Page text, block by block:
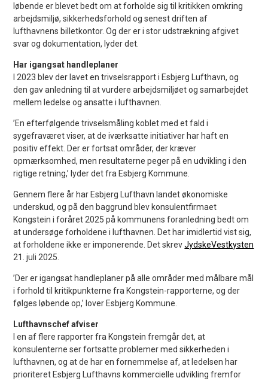
løbende er blevet bedt om at forholde sig til kritikken omkring
arbejdsmiljø, sikkerhedsforhold og senest driften af
lufthavnens billetkontor. Og der er i stor udstrækning afgivet
svar og dokumentation, lyder det.
Har igangsat handleplaner
I 2023 blev der lavet en trivselsrapport i Esbjerg Lufthavn, og
den gav anledning til at vurdere arbejdsmiljøet og samarbejdet
mellem ledelse og ansatte i lufthavnen.
’En efterfølgende trivselsmåling koblet med et fald i
sygefraværet viser, at de iværksatte initiativer har haft en
positiv effekt. Der er fortsat områder, der kræver
opmærksomhed, men resultaterne peger på en udvikling i den
rigtige retning,’ lyder det fra Esbjerg Kommune.
Gennem flere år har Esbjerg Lufthavn landet økonomiske
underskud, og på den baggrund blev konsulentfirmaet
Kongstein i foråret 2025 på kommunens foranledning bedt om
at undersøge forholdene i lufthavnen. Det har imidlertid vist sig,
at forholdene ikke er imponerende. Det skrevJydskeVestkysten
21. juli 2025.
’Der er igangsat handleplaner på alle områder med målbare mål
i forhold til kritikpunkterne fra Kongstein-rapporterne, og der
følges løbende op,’ lover Esbjerg Kommune.
Lufthavnschef afviser
I en af flere rapporter fra Kongstein fremgår det, at
konsulenterne ser fortsatte problemer med sikkerheden i
lufthavnen, og at de har en fornemmelse af, at ledelsen har
prioriteret Esbjerg Lufthavns kommercielle udvikling fremfor